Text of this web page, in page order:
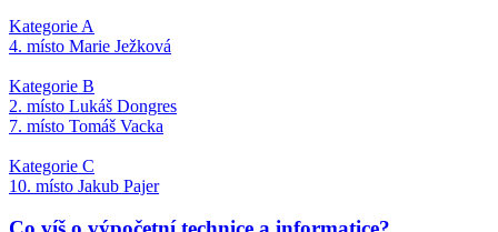
Kategorie A
4. místo Marie Ježková
Kategorie B
2. místo Lukáš Dongres
7. místo Tomáš Vacka
Kategorie C
10. místo Jakub Pajer